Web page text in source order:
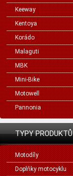
Keeway
Kentoya
Korádo
Malaguti
MBK
Mini-Bike
Motowell
Pannonia
TYPY PRODUKTŮ
Motodíly
Doplňky motocyklu